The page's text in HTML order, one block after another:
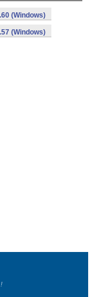
(Windows)
(Windows)